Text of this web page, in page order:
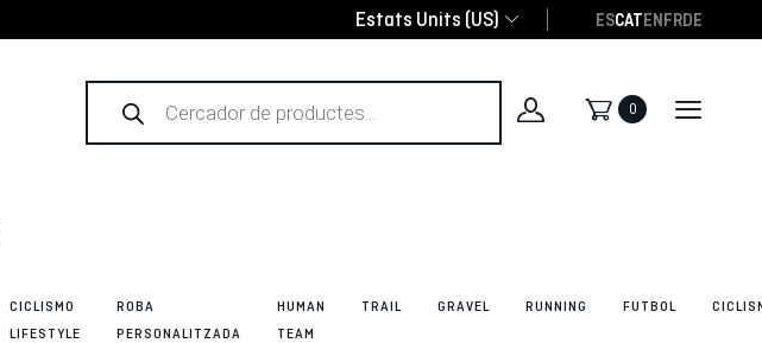
Estats Units (US) ESCATENFRDE
Products
search
0
CICLISMO
LIFESTYLE
ROBA
PERSONALITZADA
HUMAN
TEAM
TRAIL GRAVEL RUNNING FUTBOL